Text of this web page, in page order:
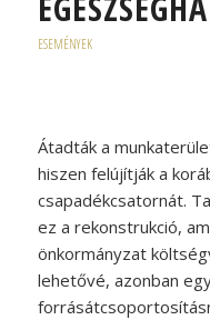
ESEMÉNYEK
Átadták a
hiszen felújítják a
csapadékcsatornát.
ez a rekonstrukció,
önkormányzat
lehetővé, azonban